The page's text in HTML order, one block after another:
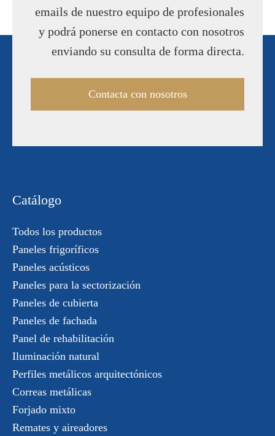
emails de nuestro equipo de profesionales
y podrá ponerse en contacto con nosotros
enviando su consulta de forma directa.
Contacta con nosotros
Catálogo
Todos los productos
Paneles frigoríficos
Paneles acústicos
Paneles para la sectorización
Paneles de cubierta
Paneles de fachada
Panel de rehabilitación
Iluminación natural
Perfiles metálicos arquitectónicos
Correas metálicas
Forjado mixto
Remates y aireadores